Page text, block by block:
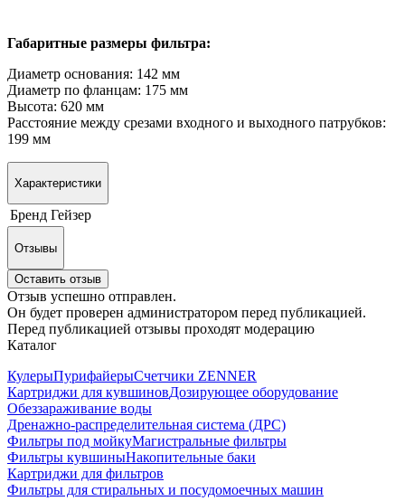
Габаритные размеры фильтра:
Диаметр основания: 142 мм
Диаметр по фланцам: 175 мм
Высота: 620 мм
Расстояние между срезами входного и выходного патрубков:
199 мм
Характеристики
Бренд Гейзер
Отзывы
Оставить отзыв
Отзыв успешно отправлен.
Он будет проверен администратором перед публикацией.
Перед публикацией отзывы проходят модерацию
Каталог
КулерыПурифайерыСчетчики ZENNER
Картриджи для кувшиновДозирующее оборудование
Обеззараживание воды
Дренажно-распределительная система (ДРС)
Фильтры под мойкуМагистральные фильтры
Фильтры кувшиныНакопительные баки
Картриджи для фильтров
Фильтры для стиральных и посудомоечных машин